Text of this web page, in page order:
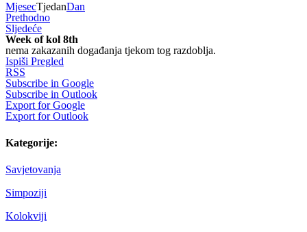
MjesecTjedanDan
Prethodno
Sljedeće
Week of kol 8th
nema zakazanih događanja tjekom tog razdoblja.
Ispiši Pregled
RSS
Subscribe in Google
Subscribe in Outlook
Export forGoogle
Export forOutlook
Kategorije:
Savjetovanja
Simpoziji
Kolokviji